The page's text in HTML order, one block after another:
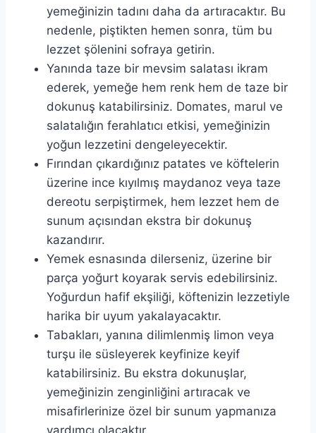
yemeğinizin tadını daha da artıracaktır. Bu
nedenle, piştikten hemen sonra, tüm bu
lezzet şölenini sofraya getirin.
Yanında taze bir mevsim salatası ikram
ederek, yemeğe hem renk hem de taze bir
dokunuş katabilirsiniz. Domates, marul ve
salatalığın ferahlatıcı etkisi, yemeğinizin
yoğun lezzetini dengeleyecektir.
Fırından çıkardığınız patates ve köftelerin
üzerine ince kıyılmış maydanoz veya taze
dereotu serpiştirmek, hem lezzet hem de
sunum açısından ekstra bir dokunuş
kazandırır.
Yemek esnasında dilerseniz, üzerine bir
parça yoğurt koyarak servis edebilirsiniz.
Yoğurdun hafif ekşiliği, köftenizin lezzetiyle
harika bir uyum yakalayacaktır.
Tabakları, yanına dilimlenmiş limon veya
turşu ile süsleyerek keyfinize keyif
katabilirsiniz. Bu ekstra dokunuşlar,
yemeğinizin zenginliğini artıracak ve
misafirlerinize özel bir sunum yapmanıza
yardımcı olacaktır.